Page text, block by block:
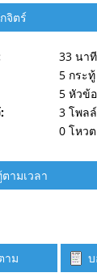
จิตร์
33 นาที
5 กระทู้
5 หัวข้อ
3 โพลล์
0 โหวต
ามเวลา
าม